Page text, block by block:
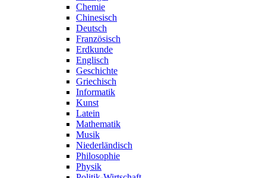
Chemie
Chinesisch
Deutsch
Französisch
Erdkunde
Englisch
Geschichte
Griechisch
Informatik
Kunst
Latein
Mathematik
Musik
Niederländisch
Philosophie
Physik